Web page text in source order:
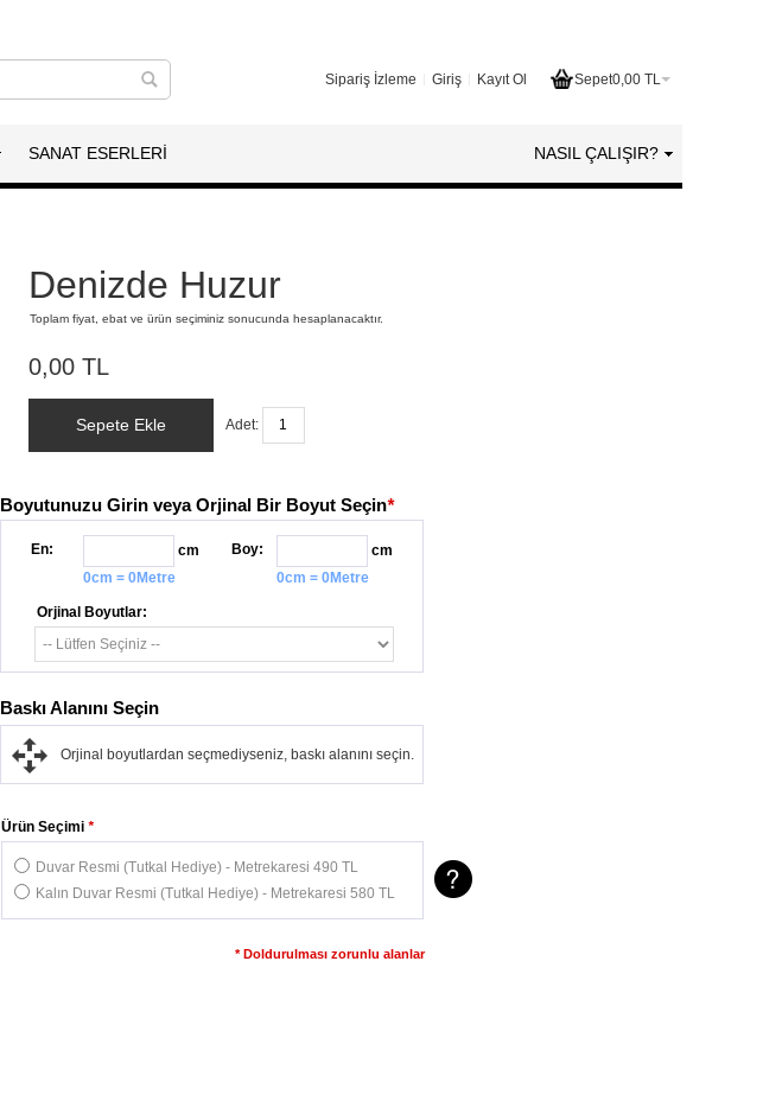
Sepet0,00 TL
Sipariş İzleme Giriş Kayıt Ol
SANAT ESERLERI NASIL ÇALIŞIR?
Denizde Huzur
Toplam fiyat, ebat ve ürün seçiminiz sonucunda hesaplanacaktır.
0,00 TL
Sepete Ekle Adet:
Boyutunuzu Girin veya Orjinal Bir Boyut Seçin*
En:
cm
0cm = 0Metre
Boy:
cm
0cm = 0Metre
Orjinal Boyutlar:
*
Ürün Seçimi
Duvar Resmi (Tutkal Hediye) - Metrekaresi 490 TL
Kalın Duvar Resmi (Tutkal Hediye) - Metrekaresi 580 TL
* Doldurulması zorunlu alanlar
Baskı Alanını Seçin
Orjinal boyutlardan seçmediyseniz, baskı alanını seçin.